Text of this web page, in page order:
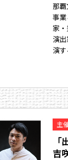
那
事
家
演
演
主
吉